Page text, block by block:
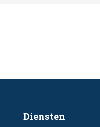
Diensten